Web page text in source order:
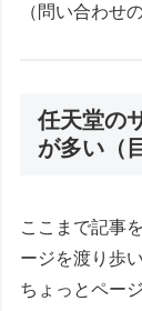
（問い合わせ
任天堂の
が多い（
ここまで記事
ージを渡り歩
ちょっとペー